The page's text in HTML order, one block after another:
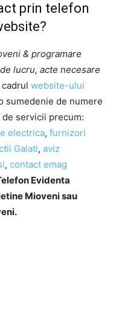
prin telefon
& programare
lucru, acte necesare
cadrul website-ului
sumedenie de numere
servicii precum:
electrica, furnizori
Galati, aviz
, contact emag
Evidenta
Mioveni sau